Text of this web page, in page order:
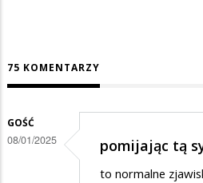
75 KOMENTARZY
GOŚĆ
08/01/2025 pomijając tą
to normalne